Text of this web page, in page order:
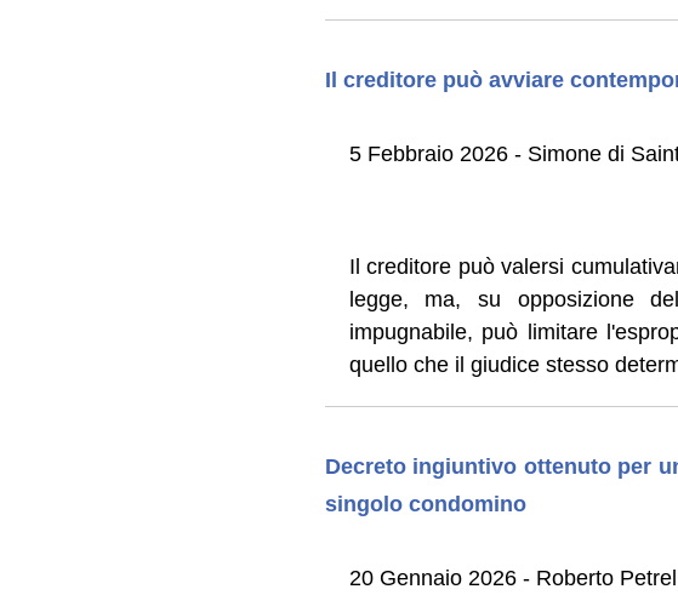
Il creditore può avviare
5 Febbraio 2026 - Simone di
Il creditore può valersi
legge, ma, su opposizione
impugnabile, può limitare
quello che il giudice stesso
Decreto ingiuntivo ottenuto per
singolo condomino
20 Gennaio 2026 - Roberto